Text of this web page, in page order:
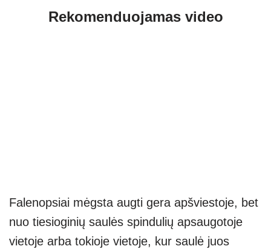
Rekomenduojamas video
Falenopsiai mėgsta augti gera apšviestoje, bet
nuo tiesioginių saulės spindulių apsaugotoje
vietoje arba tokioje vietoje, kur saulė juos